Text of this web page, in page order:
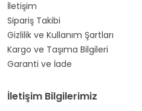
İletişim
Sipariş Takibi
Gizlilik ve Kullanım Şartları
Kargo ve Taşıma Bilgileri
Garanti ve İade
İletişim Bilgilerimiz